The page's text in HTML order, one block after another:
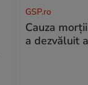
GSP.ro
Cauza
a dezvăluit